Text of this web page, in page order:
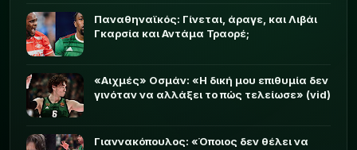
Παναθηναϊκός: Γίνεται, άραγε, και Λιβάι
Γκαρσία και Αντάμα Τραορέ;
«Αιχμές» Οσμάν: «Η δική μου επιθυμία δεν
γινόταν να αλλάξει το πώς τελείωσε» (vid)
Γιαννακόπουλος: «Όποιος δεν θέλει να